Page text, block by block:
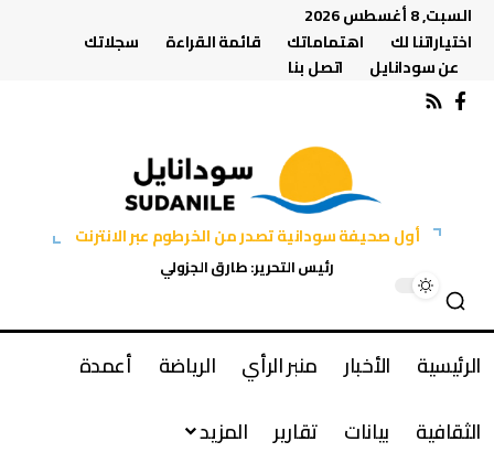
السبت, 8 أغسطس 2026
اختياراتنا لك
اهتماماتك قائمة القراءة
سجلاتك
عن سودانايل
اتصل بنا
أول صحيفة سودانية تصدر من الخرطوم عبر الانترنت
رئيس التحرير: طارق الجزولي
الرئيسية الأخبار منبر الرأي الرياضة
أعمدة
الثقافية
بيانات تقارير المزيد